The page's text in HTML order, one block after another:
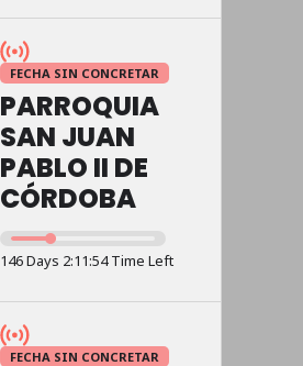
FECHA SIN CONCRETAR
PARROQUIA
SAN JUAN
PABLO II DE
CÓRDOBA
146 Days 2:11:54 Time Left
FECHA SIN CONCRETAR